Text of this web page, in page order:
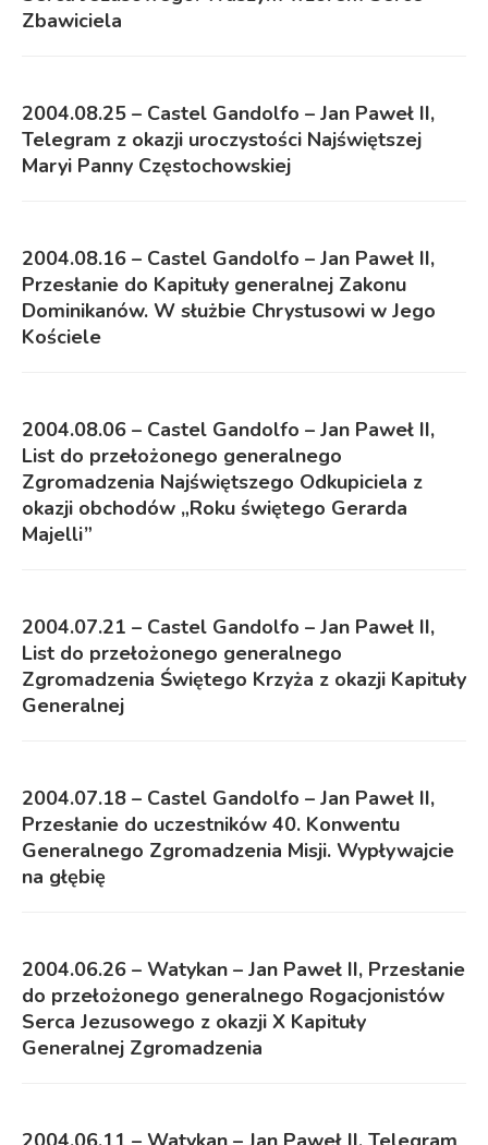
Zbawiciela
2004.08.25 – Castel Gandolfo – Jan Paweł II,
Telegram z okazji uroczystości Najświętszej
Maryi Panny Częstochowskiej
2004.08.16 – Castel Gandolfo – Jan Paweł II,
Przesłanie do Kapituły generalnej Zakonu
Dominikanów. W służbie Chrystusowi w Jego
Kościele
2004.08.06 – Castel Gandolfo – Jan Paweł II,
List do przełożonego generalnego
Zgromadzenia Najświętszego Odkupiciela z
okazji obchodów „Roku świętego Gerarda
Majelli”
2004.07.21 – Castel Gandolfo – Jan Paweł II,
List do przełożonego generalnego
Zgromadzenia Świętego Krzyża z okazji Kapituły
Generalnej
2004.07.18 – Castel Gandolfo – Jan Paweł II,
Przesłanie do uczestników 40. Konwentu
Generalnego Zgromadzenia Misji. Wypływajcie
na głębię
2004.06.26 – Watykan – Jan Paweł II, Przesłanie
do przełożonego generalnego Rogacjonistów
Serca Jezusowego z okazji X Kapituły
Generalnej Zgromadzenia